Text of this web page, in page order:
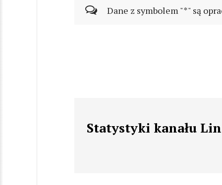
Dane z symbolem "*" są
Statystyki kanału